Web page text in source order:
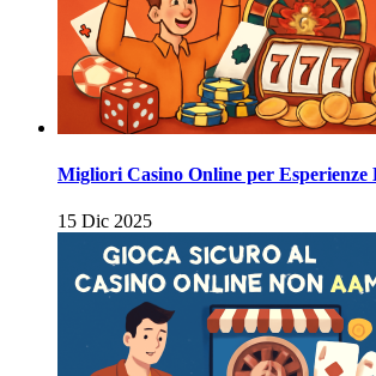
Migliori Casino Online per Esperienze
15 Dic 2025